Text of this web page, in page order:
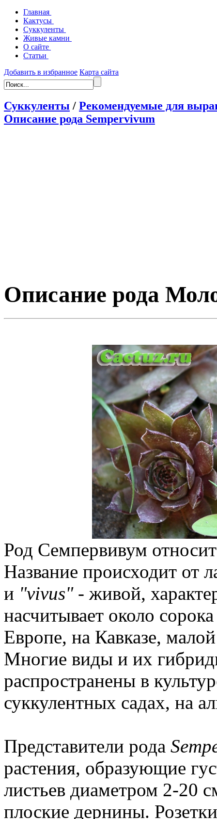
Главная
Кактусы
Суккуленты
Живые камни
О сайте
Статьи
Добавить в избранное Карта сайта
Суккуленты / Рекомендуемые для
Описание рода Sempervivum
Описание рода
Род Семпервивум
Название происходит от
и "vivus"- живой,
насчитывает около
Европе, на Кавказе,
Многие виды и их
распространены в
суккулентных садах, на
Представители рода
растения, образующие
листьев диаметром 2-20
плоские дернины.